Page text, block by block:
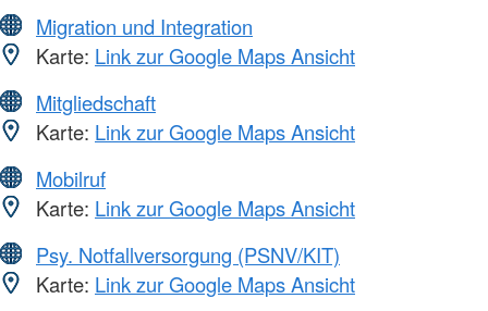
Migration und Integration
Karte: Link zur Google Maps Ansicht
Mitgliedschaft
Karte: Link zur Google Maps Ansicht
Mobilruf
Karte: Link zur Google Maps Ansicht
Psy. Notfallversorgung (PSNV/KIT)
Karte: Link zur Google Maps Ansicht